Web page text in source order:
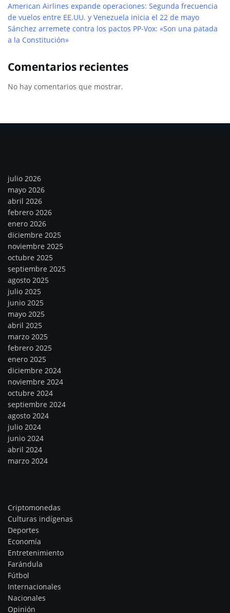
American Airlines expande operaciones: Segunda frecuencia
de vuelos entre EE.UU. y Venezuela inicia el 22 de mayo
Sánchez arremete contra los pactos PP-Vox: «Son una patada
a la Constitución»
Comentarios recientes
No hay comentarios que mostrar.
julio 2026
mayo 2026
abril 2026
febrero 2026
enero 2026
diciembre 2025
noviembre 2025
octubre 2025
septiembre 2025
agosto 2025
julio 2025
junio 2025
mayo 2025
abril 2025
marzo 2025
febrero 2025
enero 2025
diciembre 2024
noviembre 2024
octubre 2024
septiembre 2024
agosto 2024
julio 2024
junio 2024
abril 2024
marzo 2024
Criptomonedas
Culturas indígenas
Deportes
Economía
Entretenimiento
Farándula
Fútbol
Internacionales
Nacionales
Opinión